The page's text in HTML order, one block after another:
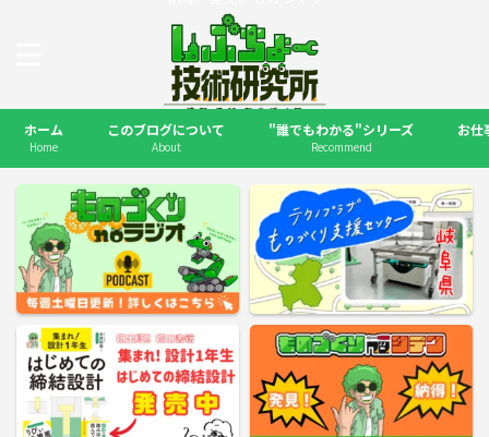
ホーム
Home
このブログについて
About
"誰でもわかる"シリーズ
Recommend
お仕